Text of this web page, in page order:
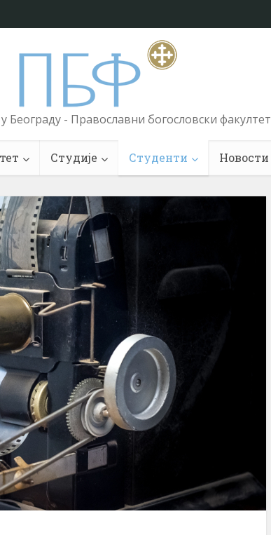
Београду - Православни богословски факултет
Студије Студенти Новости